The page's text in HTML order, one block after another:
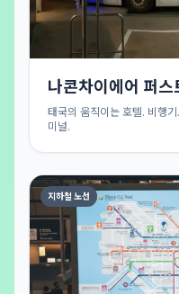
나콘차이에어 퍼스
태국의 움직이는 호텔. 비행
미널.
지하철 노선